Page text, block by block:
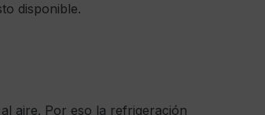
disponible.
aire. Por eso la refrigeración